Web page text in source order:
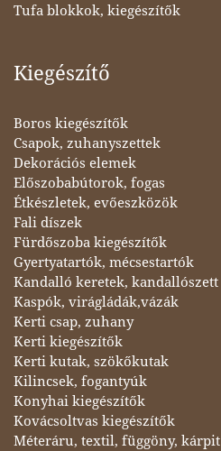
Tufa blokkok, kiegészítők
Kiegészítő
Boros kiegészítők
Csapok, zuhanyszettek
Dekorációs elemek
Előszobabútorok, fogas
Étkészletek, evőeszközök
Fali díszek
Fürdőszoba kiegészítők
Gyertyatartók, mécsestartók
Kandalló keretek, kandallószett
Kaspók, virágládák,vázák
Kerti csap, zuhany
Kerti kiegészítők
Kerti kutak, szökőkutak
Kilincsek, fogantyúk
Konyhai kiegészítők
Kovácsoltvas kiegészítők
Méteráru, textil, függöny, kárpit